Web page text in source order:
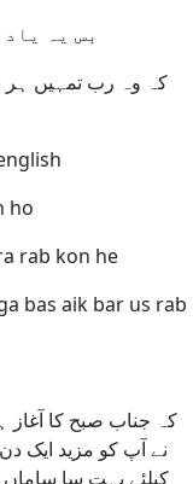
بس یہ
کہ وہ رب تمہیں ہر
ho
rab kon he
bas aik bar us rab
کہ جناب صبح کا
نے آپ کو مزید ایک
کیلئے بہت سا